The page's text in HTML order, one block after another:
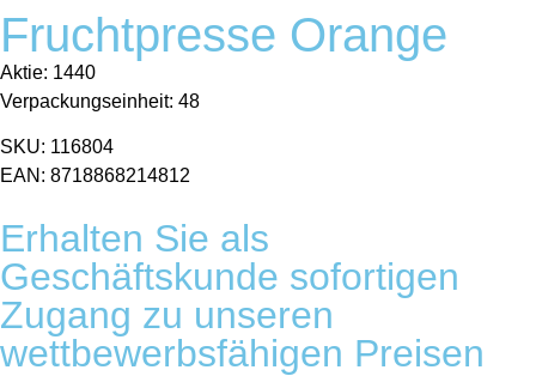
Fruchtpresse Orange
Aktie: 1440
Verpackungseinheit: 48
SKU: 116804
EAN: 8718868214812
Erhalten Sie als
Geschäftskunde sofortigen
Zugang zu unseren
wettbewerbsfähigen Preisen